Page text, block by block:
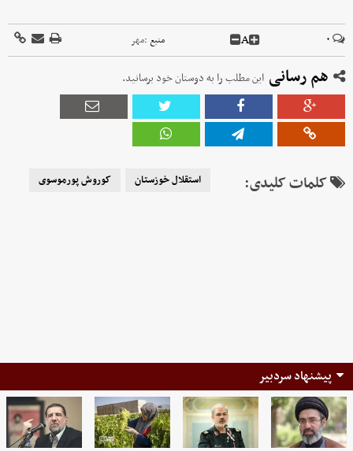
۰ A منبع :مهر
هم رسانی این مطلب را به دوستان خود برسانید.
کلمات کلیدی: استقلال خوزستان کوروش پورموسوی
پیشنهاد سردبیر